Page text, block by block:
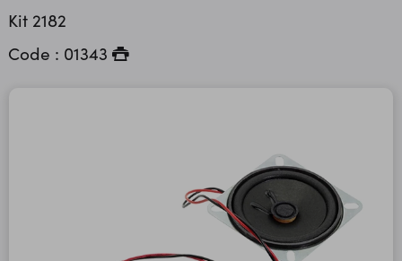
Kit 2182
Code : 01343